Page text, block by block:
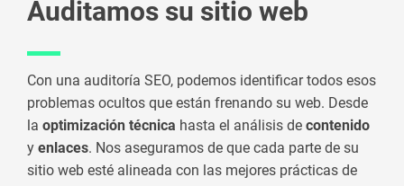
Auditamos su sitio web
Con una auditoría SEO, podemos identificar todos esos
problemas ocultos que están frenando su web. Desde
la optimización técnica hasta el análisis de contenido
y enlaces. Nos aseguramos de que cada parte de su
sitio web esté alineada con las mejores prácticas de